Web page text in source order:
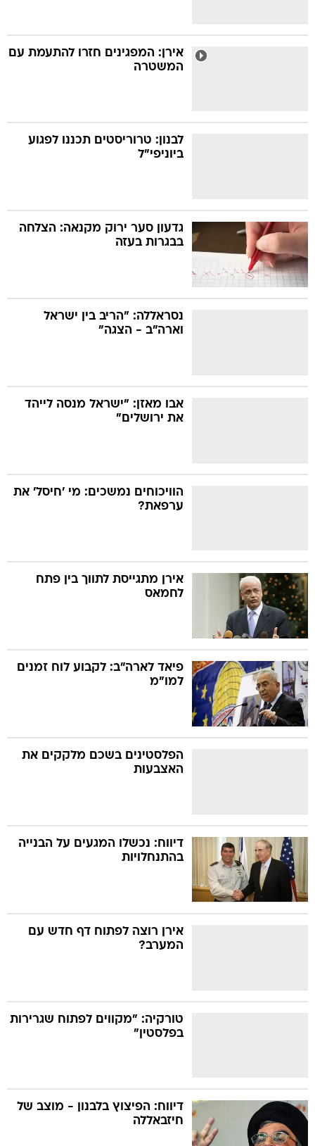
אירן: המפגינים חזרו להתעמת עם
המשטרה
לבנון: טרוריסטים תכננו לפגוע
ביוניפי"ל
גדעון סער ירוק מקנאה: הצלחה
בבגרות בעזה
נסראללה: "הריב בין ישראל
וארה"ב - הצגה"
אבו מאזן: "ישראל מנסה לייהד
את ירושלים"
הוויכוחים נמשכים: מי 'חיסל' את
ערפאת?
אירן מתגייסת לתווך בין פתח
לחמאס
פיאד לארה"ב: לקבוע לוח זמנים
למו"מ
הפלסטינים בשכם מלקקים את
האצבעות
דיווח: נכשלו המגעים על הבנייה
בהתנחלויות
אירן רוצה לפתוח דף חדש עם
המערב?
טורקיה: "מקווים לפתוח שגרירות
בפלסטין"
דיווח: הפיצוץ בלבנון - מוצב של
חיזבאללה